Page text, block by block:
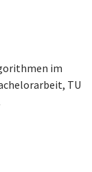
im
TU